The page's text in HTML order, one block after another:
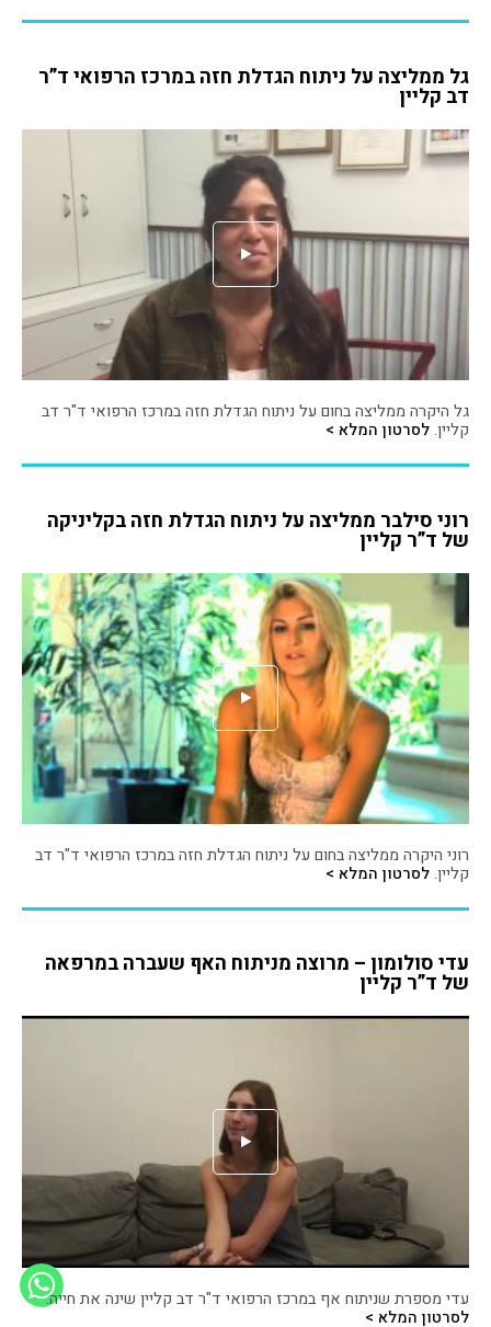
גל ממליצה על ניתוח הגדלת חזה במרכז הרפואי ד”ר
דב קליין
גל היקרה ממליצה בחום על ניתוח הגדלת חזה במרכז הרפואי ד"ר דב
קליין.לסרטון המלא >
רוני סילבר ממליצה על ניתוח הגדלת חזה בקליניקה
של ד”ר קליין
רוני היקרה ממליצה בחום על ניתוח הגדלת חזה במרכז הרפואי ד"ר דב
קליין.לסרטון המלא >
עדי סולומון – מרוצה מניתוח האף שעברה במרפאה
של ד”ר קליין
עדי מספרת שניתוח אף במרכז הרפואי ד"ר דב קליין שינה את חייה.
לסרטון המלא >